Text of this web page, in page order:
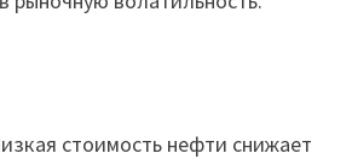
стоимость нефти снижает